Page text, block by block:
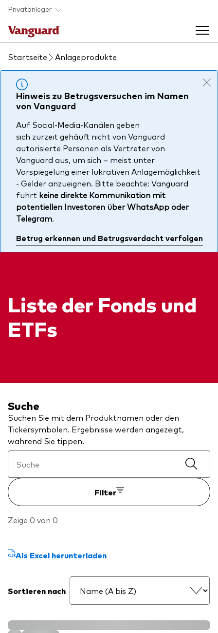
Skip to main content
Privatanleger
Indexfonds & ETFs
Back to main menu
Produkte handeln
Anbieterliste
Produkte im Überblick
Produktliste
Fondsdokumente
ETFs
Anleihen
Multi-Asset
LifeStrategy
Wissen
Back to main menu
Aktuelles
ETF-Wissen
Unsere Anlageprinzipien
Veranstaltungen
Über uns
Back to main menu
Unsere Mission
Jetzt investieren
Startseite Anlageprodukte
Hinweis zu Betrugsversuchen im Namen
von Vanguard
Auf Social-Media-Kanälen geben
sich zurzeit gehäuft nicht von Vanguard
autorisierte Personen als Vertreter von
Vanguard aus, um sich – meist unter
Vorspiegelung einer lukrativen Anlagemöglichkeit
- Gelder anzueignen. Bitte beachte: Vanguard
führt keine direkte Kommunikation mit
potentiellen Investoren über WhatsApp oder
Telegram.
Betrug erkennen und Betrugsverdacht verfolgen
Liste der Fonds und
ETFs
Suche
Suchen Sie mit dem Produktnamen oder den
Tickersymbolen. Ergebnisse werden angezeigt,
während Sie tippen.
Filter
Zeige 0 von 0
Als Excel herunterladen
Sortieren nach